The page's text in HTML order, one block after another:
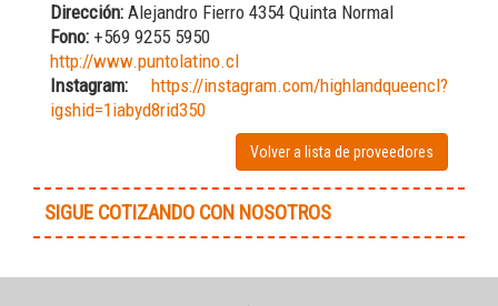
Dirección: Alejandro Fierro 4354 Quinta Normal
Fono: +569 9255 5950
http://www.puntolatino.cl
Instagram:
https://instagram.com/highlandqueencl?
igshid=1iabyd8rid350
Volver a lista de proveedores
SIGUE COTIZANDO CON NOSOTROS